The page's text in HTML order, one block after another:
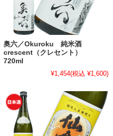
奥六／Okuroku 純米酒
crescent（クレセント）
720ml
¥1,454(税込 ¥1,600)